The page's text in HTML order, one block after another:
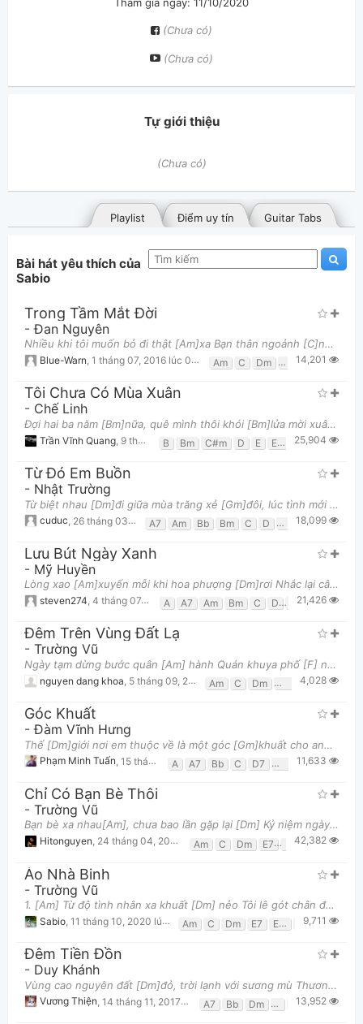
(Chưa có)
(Chưa có)
Tự giới thiệu
(Chưa có)
Guitar Tabs
Điểm uy tín
Playlist
Bài hát yêu thích
Bài hát đã đăng
Thông tin chung
Bài hát yêu thích của
Sabio
Trong Tầm Mắt Đời
-Đan Nguyên
Nhiều khi tôi muốn bỏ đi thật [Am]xa Bạn thân ngoảnh [C]ngơ như người xa [Am]lạ Người mình bao năm c
Blue-Warn 1 tháng 07, 2016 lúc 06:59pm Am C Dm E7 14,201
Tôi Chưa Có Mùa Xuân
- Chế Linh
Đợi hai ba năm [Bm]nữa, quê mình thôi khói [Bm]lửa mời xuân đến với [Bm]tôi, giờ này còn nổi [Em]tr
Trần Vĩnh Quang 9 tháng 08, 2013 lúc 01:17pm B Bm C#m D E Ebm Em F#
25,904
Từ Đó Em Buồn
- Nhật Trường
Từ biệt nhau [Dm]đi giữa mùa trăng xẻ [Gm]đôi, lúc tình mới thành [Dm]lời Trông nhau lần [Bb]cuối, n
cuduc 26 tháng 03, 2014 lúc 02:19pm A7 Am Bb Bm C D Dm Em F
18,099
Lưu Bút Ngày Xanh
- Mỹ Huyền
Lòng xao [Am]xuyến mỗi khi hoa phượng [Dm]rơi Nhắc lại câu chuyện [Am]buồn Trường còn [Dm]kia ôi mái
steven274 4 tháng 07, 2014 lúc 11:44pm A A7 Am Bm C D Dm E E7
21,426
Đêm Trên Vùng Đất Lạ
- Trường Vũ
Ngày tạm dừng bước quân [Am] hành Quán khuya phố [F] nhỏ trông mưa sự [Am] tình Vào cuối [F] tháng
nguyen dang khoa 5 tháng 09, 2020 lúc 12:52am Am C Dm E7 F
4,028
Góc Khuất
-Đàm Vĩnh Hưng
Thế [Dm]giới nơi em thuộc về là một góc [Gm]khuất cho anh đợi chờ Thế [C]giới nơi em thuộc về chỉ củ
Phạm Minh Tuấn 15 tháng 11, 2014 lúc 09:14pm A A7 Bb C D7 Dm E F Gm
11,633
Chỉ Có Bạn Bè Thôi
- Trường Vũ
Bạn bè xa nhau[Am], chưa bao lần gặp lại [Dm] Kỷ niệm ngày xưa[G7], sao nói hết cho vừa [Am] Anh ở p
Hitonguyen, 24 tháng 04, 2014 lúc 11:47am Am C Dm E7 G7
42,382
Áo Nhà Binh
- Trường Vũ
1. [Am] Từ độ tình nhân xa khuất [Dm] nẻo Tôi lê gót chân độc [Am] hành từng [G] đêm nghe hoang [C]
Sabio 11 tháng 10, 2020 lúc 01:49pm Am C Dm E7 Em G
9,711
Đêm Tiền Đồn
- Duy Khánh
Vùng cao nguyên đất [Dm]đỏ, trời lạnh với sương mù Thương mến [Bb]anh vượt [F]đường xa đến [Dm]đây
Vương Thiện 14 tháng 11, 2017 lúc 01:02pm A7 Bb Dm F Gm
13,952